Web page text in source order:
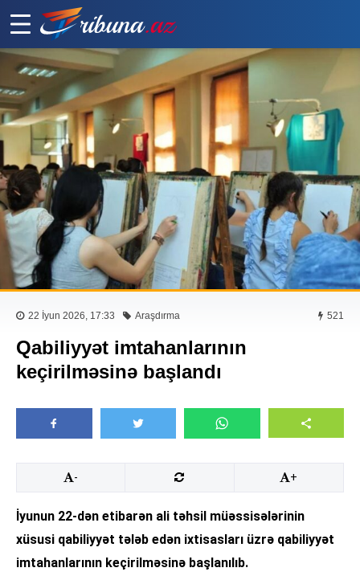
22 İyun 2026, 17:33 Araşdırma 521
Qabiliyyət imtahanlarının
keçirilməsinə başlandı
- +
İyunun 22-dən etibarən ali təhsil müəssisələrinin
xüsusi qabiliyyət tələb edən ixtisasları üzrə qabiliyyət
imtahanlarının keçirilməsinə başlanılıb.